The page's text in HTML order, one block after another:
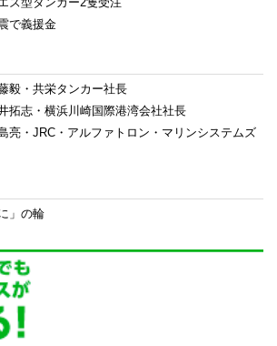
で義援金
毅・共栄タンカー社長
拓志・横浜川崎国際港湾会社社長
亮・JRC・アルファトロン・マリンシステムズ
」の輪